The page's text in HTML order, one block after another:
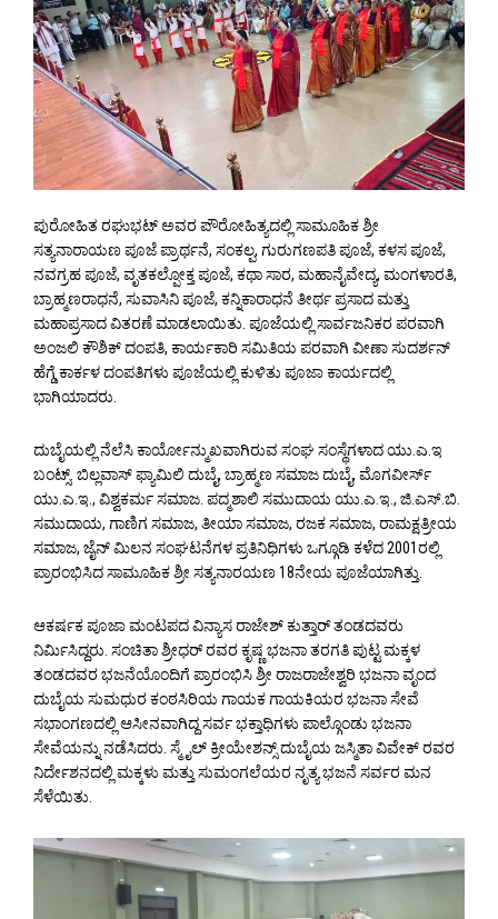
ಪುರೋಹಿತ ರಘುಭಟ್ ಅವರ ಪೌರೋಹಿತ್ಯದಲ್ಲಿ ಸಾಮೂಹಿಕ ಶ್ರೀ
ಸತ್ಯನಾರಾಯಣ ಪೂಜೆ ಪ್ರಾರ್ಥನೆ, ಸಂಕಲ್ಪ, ಗುರುಗಣಪತಿ ಪೂಜೆ, ಕಳಸ ಪೂಜೆ,
ನವಗ್ರಹ ಪೂಜೆ, ವೃತಕಲ್ಪೋಕ್ತ ಪೂಜೆ, ಕಥಾ ಸಾರ, ಮಹಾನೈವೇದ್ಯ, ಮಂಗಳಾರತಿ,
ಬ್ರಾಹ್ಮಣರಾಧನೆ, ಸುವಾಸಿನಿ ಪೂಜೆ, ಕನ್ನಿಕಾರಾಧನೆ ತೀರ್ಥ ಪ್ರಸಾದ ಮತ್ತು
ಮಹಾಪ್ರಸಾದ ವಿತರಣೆ ಮಾಡಲಾಯಿತು. ಪೂಜೆಯಲ್ಲಿ ಸಾರ್ವಜನಿಕರ ಪರವಾಗಿ
ಅಂಜಲಿ ಕೌಶಿಕ್ ದಂಪತಿ, ಕಾರ್ಯಕಾರಿ ಸಮಿತಿಯ ಪರವಾಗಿ ವೀಣಾ ಸುದರ್ಶನ್
ಹೆಗ್ಡೆ ಕಾರ್ಕಳ ದಂಪತಿಗಳು ಪೂಜೆಯಲ್ಲಿ ಕುಳಿತು ಪೂಜಾ ಕಾರ್ಯದಲ್ಲಿ
ಭಾಗಿಯಾದರು.
ದುಬೈಯಲ್ಲಿ ನೆಲೆಸಿ ಕಾರ್ಯೋನ್ಮುಖವಾಗಿರುವ ಸಂಘ ಸಂಸ್ಥೆಗಳಾದ ಯು.ಎ.ಇ
ಬಂಟ್ಸ್. ಬಿಲ್ಲವಾಸ್ ಫ್ಯಾಮಿಲಿ ದುಬೈ, ಬ್ರಾಹ್ಮಣ ಸಮಾಜ ದುಬೈ, ಮೊಗವೀರ್ಸ್
ಯು.ಎ.ಇ., ವಿಶ್ವಕರ್ಮ ಸಮಾಜ. ಪದ್ಮಶಾಲಿ ಸಮುದಾಯ ಯು.ಎ.ಇ., ಜಿ.ಎಸ್.ಬಿ.
ಸಮುದಾಯ, ಗಾಣಿಗ ಸಮಾಜ, ತೀಯಾ ಸಮಾಜ, ರಜಕ ಸಮಾಜ, ರಾಮಕ್ಷತ್ರೀಯ
ಸಮಾಜ, ಜೈನ್ ಮಿಲನ ಸಂಘಟನೆಗಳ ಪ್ರತಿನಿಧಿಗಳು ಒಗ್ಗೂಡಿ ಕಳೆದ 2001ರಲ್ಲಿ
ಪ್ರಾರಂಭಿಸಿದ ಸಾಮೂಹಿಕ ಶ್ರೀ ಸತ್ಯನಾರಯಣ 18ನೇಯ ಪೂಜೆಯಾಗಿತ್ತು.
ಆಕರ್ಷಕ ಪೂಜಾ ಮಂಟಪದ ವಿನ್ಯಾಸ ರಾಜೇಶ್ ಕುತ್ತಾರ್ ತಂಡದವರು
ನಿರ್ಮಿಸಿದ್ದರು. ಸಂಚಿತಾ ಶ್ರೀಧರ್ ರವರ ಕೃಷ್ಣ ಭಜನಾ ತರಗತಿ ಪುಟ್ಟ ಮಕ್ಕಳ
ತಂಡದವರ ಭಜನೆಯೊಂದಿಗೆ ಪ್ರಾರಂಭಿಸಿ ಶ್ರೀ ರಾಜರಾಜೇಶ್ವರಿ ಭಜನಾ ವೃಂದ
ದುಬೈಯ ಸುಮಧುರ ಕಂಠಸಿರಿಯ ಗಾಯಕ ಗಾಯಕಿಯರ ಭಜನಾ ಸೇವೆ
ಸಭಾಂಗಣದಲ್ಲಿ ಆಸೀನವಾಗಿದ್ದ ಸರ್ವ ಭಕ್ತಾಧಿಗಳು ಪಾಲ್ಗೊಂಡು ಭಜನಾ
ಸೇವೆಯನ್ನು ನಡೆಸಿದರು. ಸ್ಮೈಲ್ ಕ್ರೀಯೇಶನ್ಸ್ ದುಬೈಯ ಜಸ್ಮಿತಾ ವಿವೇಕ್ ರವರ
ನಿರ್ದೇಶನದಲ್ಲಿ ಮಕ್ಕಳು ಮತ್ತು ಸುಮಂಗಲೆಯರ ನೃತ್ಯ ಭಜನೆ ಸರ್ವರ ಮನ
ಸೆಳೆಯಿತು.